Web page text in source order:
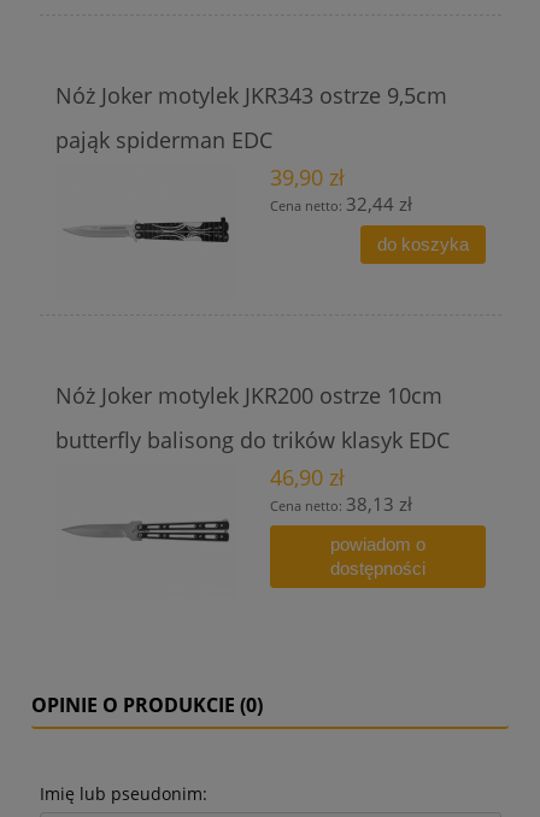
Nóż Joker motylek JKR343 ostrze 9,5cm
pająk spiderman EDC
39,90 zł
Cena netto: 32,44 zł
do koszyka
Nóż Joker motylek JKR200 ostrze 10cm
butterfly balisong do trików klasyk EDC
46,90 zł
Cena netto: 38,13 zł
powiadom o
dostępności
OPINIE O PRODUKCIE (0)
Imię lub pseudonim: